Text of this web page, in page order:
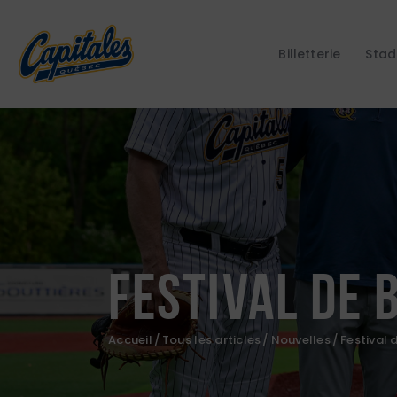
Billetterie
Festival de
Accueil Tous les articles Nouvelles Festival